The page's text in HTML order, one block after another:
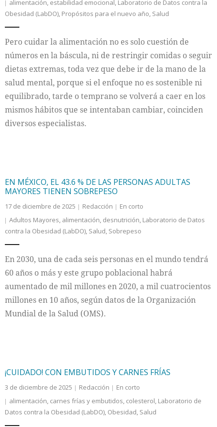
alimentación, estabilidad emocional , Laboratorio de Datos contra la
Obesidad (LabDO), Propósitos para el nuevo año, Salud
Pero cuidar la alimentación no es solo cuestión de
números en la báscula, ni de restringir comidas o seguir
dietas extremas, toda vez que debe ir de la mano de la
salud mental, porque si el enfoque no es sostenible ni
equilibrado, tarde o temprano se volverá a caer en los
mismos hábitos que se intentaban cambiar, coinciden
diversos especialistas.
EN MÉXICO, EL 43.6 % DE LAS PERSONAS ADULTAS
MAYORES TIENEN SOBREPESO
17 de diciembre de 2025 Redacción
En corto
Adultos Mayores, alimentación, desnutrición, Laboratorio de Datos
contra la Obesidad (LabDO), Salud, Sobrepeso
En 2030, una de cada seis personas en el mundo tendrá
60 años o más y este grupo poblacional habrá
aumentado de mil millones en 2020, a mil cuatrocientos
millones en 10 años, según datos de la Organización
Mundial de la Salud (OMS).
¡CUIDADO! CON EMBUTIDOS Y CARNES FRÍAS
3 de diciembre de 2025 Redacción
En corto
alimentación, carnes frías y embutidos, colesterol, Laboratorio de
Datos contra la Obesidad (LabDO), Obesidad, Salud